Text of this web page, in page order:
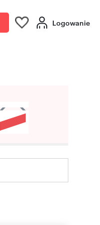
Logowanie